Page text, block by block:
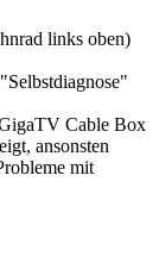
links oben)
Cable Box
ansonsten
mit